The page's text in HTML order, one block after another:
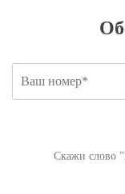
Скажи слово